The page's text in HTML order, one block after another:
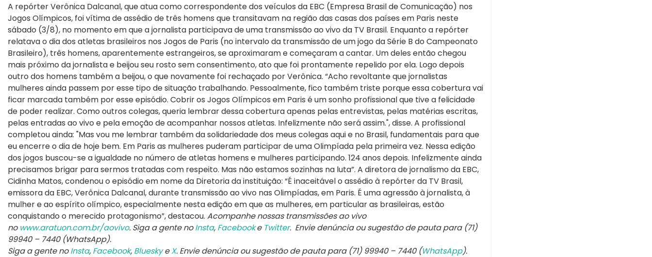
A repórter Verônica Dalcanal, que atua como correspondente dos veículos da EBC (Empresa Brasil de Comunicação) nos
Jogos Olímpicos, foi vítima de assédio de três homens que transitavam na região das casas dos países em Paris neste
sábado (3/8), no momento em que a jornalista participava de uma transmissão ao vivo da TV Brasil. Enquanto a repórter
relatava o dia dos atletas brasileiros nos Jogos de Paris (no intervalo da transmissão de um jogo da Série B do Campeonato
Brasileiro), três homens, aparentemente estrangeiros, se aproximaram e começaram a cantar. Um deles então chegou
mais próximo da jornalista e beijou seu rosto sem consentimento, ato que foi prontamente repelido por ela. Logo depois
outro dos homens também a beijou, o que novamente foi rechaçado por Verônica. “Acho revoltante que jornalistas
mulheres ainda passem por esse tipo de situação trabalhando. Pessoalmente, fico também triste porque essa cobertura vai
ficar marcada também por esse episódio. Cobrir os Jogos Olímpicos em Paris é um sonho profissional que tive a felicidade
de poder realizar. Como outros colegas, queria lembrar dessa cobertura apenas pelas entrevistas, pelas matérias escritas,
pelas entradas ao vivo e pela emoção de acompanhar nossos atletas. Infelizmente não será assim.", disse. A profissional
completou ainda: "Mas vou me lembrar também da solidariedade dos meus colegas aqui e no Brasil, fundamentais para que
eu encerre o dia de hoje bem. Em Paris as mulheres puderam participar de uma Olimpíada pela primeira vez. Nessa edição
dos jogos buscou-se a igualdade no número de atletas homens e mulheres participando. 124 anos depois. Infelizmente ainda
precisamos brigar para sermos tratadas com respeito. Mas não estamos sozinhas na luta”. A diretora de jornalismo da EBC,
Cidinha Matos, condenou o episódio em nome da Diretoria da instituição: “É inaceitável o assédio à repórter da TV Brasil,
emissora da EBC, Verônica Dalcanal, durante transmissão ao vivo nas Olimpíadas, em Paris. É uma agressão à jornalista, à
mulher e ao espírito olímpico, especialmente nesta edição em que as mulheres, em particular as brasileiras, estão
conquistando o merecido protagonismo”, destacou. Acompanhe nossas transmissões ao vivo
no www.aratuon.com.br/aovivo. Siga a gente noInsta, Facebooke Twitter. Envie denúncia ou sugestão de pauta para (71)
99940 – 7440(WhatsApp).
Siga a gente noInsta, Facebook, BlueskyeX. Envie denúncia ou sugestão de pauta para (71) 99940 – 7440 (WhatsApp).